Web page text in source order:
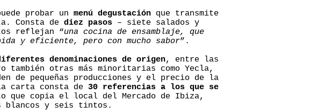
probar un menú degustación que transmite
Consta de diez pasos – siete salados y
reflejan “una cocina de ensamblaje, que
y eficiente, pero con mucho sabor”.
denominaciones de origen, entre las
también otras más minoritarias como Yecla,
de pequeñas producciones y el precio de la
carta consta de 30 referencias a los que se
que copia el local del Mercado de Ibiza,
blancos y seis tintos.